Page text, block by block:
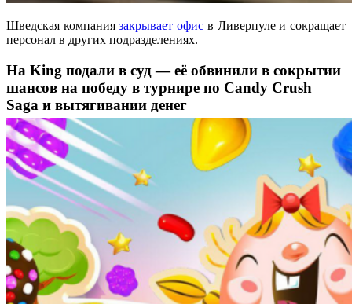
Шведская компаниязакрывает офис в Ливерпуле и сокращает
персонал в других подразделениях.
На King подали в суд — её обвинили в сокрытии
шансов на победу в турнире по Candy Crush
Saga и вытягивании денег